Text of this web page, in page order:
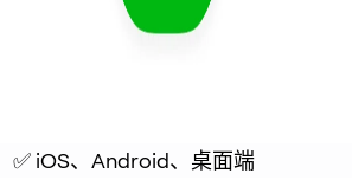
✅ iOS、Android、桌面端